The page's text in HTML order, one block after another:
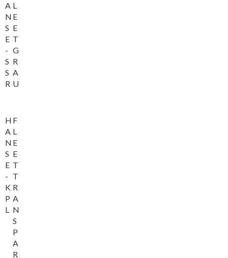
A
N
S
E
-
S
S
R
L
E
E
T
G
R
A
U
H
A
N
S
E
-
K
P
L
F
L
E
E
T
T
R
A
N
S
P
A
R